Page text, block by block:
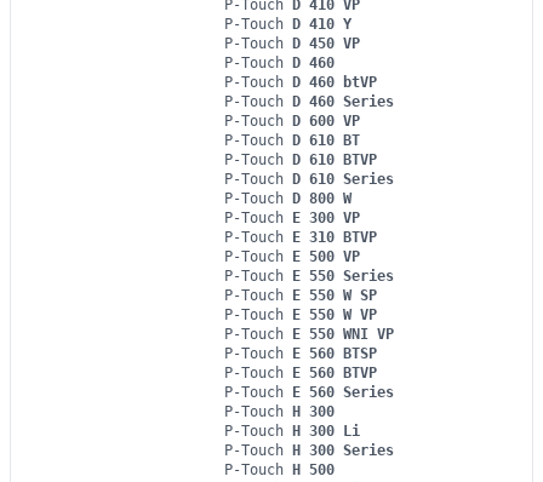
P-Touch D 410 VP
P-Touch D 410 Y
P-Touch D 450 VP
P-Touch D 460
P-Touch D 460 btVP
P-Touch D 460 Series
P-Touch D 600 VP
P-Touch D 610 BT
P-Touch D 610 BTVP
P-Touch D 610 Series
P-Touch D 800 W
P-Touch E 300 VP
P-Touch E 310 BTVP
P-Touch E 500 VP
P-Touch E 550 Series
P-Touch E 550 W SP
P-Touch E 550 W VP
P-Touch E 550 WNI VP
P-Touch E 560 BTSP
P-Touch E 560 BTVP
P-Touch E 560 Series
P-Touch H 300
P-Touch H 300 Li
P-Touch H 300 Series
P-Touch H 500